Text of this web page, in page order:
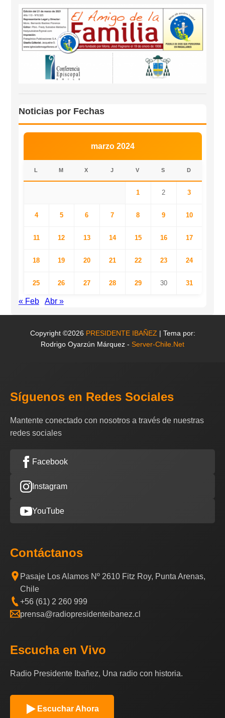
Noticias por Fechas
marzo 2024
L M X J V S D
1 2 3
4 5 6 7 8 9 10
11 12 13 14 15 16 17
18 19 20 21 22 23 24
25 26 27 28 29 30 31
« Feb Abr »
Copyright ©2026 PRESIDENTE IBAÑEZ | Tema por:
Rodrigo Oyarzún Márquez - Server-Chile.Net
Síguenos en Redes Sociales
Mantente conectado con nosotros a través de nuestras
redes sociales
Facebook
Instagram
YouTube
Contáctanos
Pasaje Los Alamos Nº 2610 Fitz Roy, Punta Arenas,
Chile
+56 (61) 2 260 999
prensa@radiopresidenteibanez.cl
Escucha en Vivo
Radio Presidente Ibañez, Una radio con historia.
Escuchar Ahora